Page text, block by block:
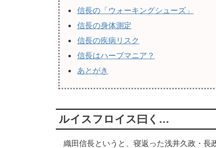
信長の「ウォーキングシューズ」
信長の身体測定
信長の疾病リスク
信長はハーブマニア？
あとがき
ルイスフロイス曰く…
織田信長というと、寝返った浅井久政・長